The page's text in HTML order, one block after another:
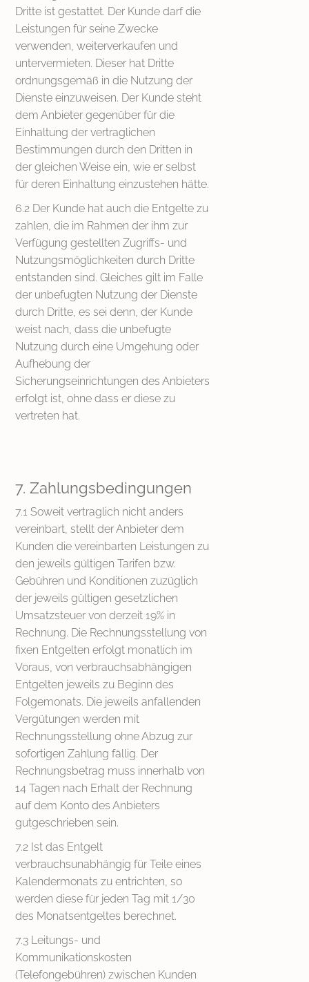
Dritte ist gestattet. Der Kunde darf die
Leistungen für seine Zwecke
verwenden, weiterverkaufen und
untervermieten. Dieser hat Dritte
ordnungsgemäß in die Nutzung der
Dienste einzuweisen. Der Kunde steht
dem Anbieter gegenüber für die
Einhaltung der vertraglichen
Bestimmungen durch den Dritten in
der gleichen Weise ein, wie er selbst
für deren Einhaltung einzustehen hätte.
6.2 Der Kunde hat auch die Entgelte zu
zahlen, die im Rahmen der ihm zur
Verfügung gestellten Zugriffs- und
Nutzungsmöglichkeiten durch Dritte
entstanden sind. Gleiches gilt im Falle
der unbefugten Nutzung der Dienste
durch Dritte, es sei denn, der Kunde
weist nach, dass die unbefugte
Nutzung durch eine Umgehung oder
Aufhebung der
Sicherungseinrichtungen des Anbieters
erfolgt ist, ohne dass er diese zu
vertreten hat.
7. Zahlungsbedingungen
7.1 Soweit vertraglich nicht anders
vereinbart, stellt der Anbieter dem
Kunden die vereinbarten Leistungen zu
den jeweils gültigen Tarifen bzw.
Gebühren und Konditionen zuzüglich
der jeweils gültigen gesetzlichen
Umsatzsteuer von derzeit 19% in
Rechnung. Die Rechnungsstellung von
fixen Entgelten erfolgt monatlich im
Voraus, von verbrauchsabhängigen
Entgelten jeweils zu Beginn des
Folgemonats. Die jeweils anfallenden
Vergütungen werden mit
Rechnungsstellung ohne Abzug zur
sofortigen Zahlung fällig. Der
Rechnungsbetrag muss innerhalb von
14 Tagen nach Erhalt der Rechnung
auf dem Konto des Anbieters
gutgeschrieben sein.
7.2 Ist das Entgelt
verbrauchsunabhängig für Teile eines
Kalendermonats zu entrichten, so
werden diese für jeden Tag mit 1/30
des Monatsentgeltes berechnet.
7.3 Leitungs- und
Kommunikationskosten
(Telefongebühren) zwischen Kunden